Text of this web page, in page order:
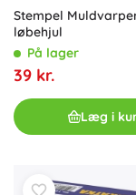
Stempel
løbehjul
På lager
39 kr.
Læg i